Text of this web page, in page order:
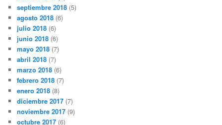
septiembre 2018 (5)
agosto 2018 (6)
julio 2018 (6)
junio 2018 (6)
mayo 2018 (7)
abril 2018 (7)
marzo 2018 (6)
febrero 2018 (7)
enero 2018 (8)
diciembre 2017 (7)
noviembre 2017 (9)
octubre 2017 (6)